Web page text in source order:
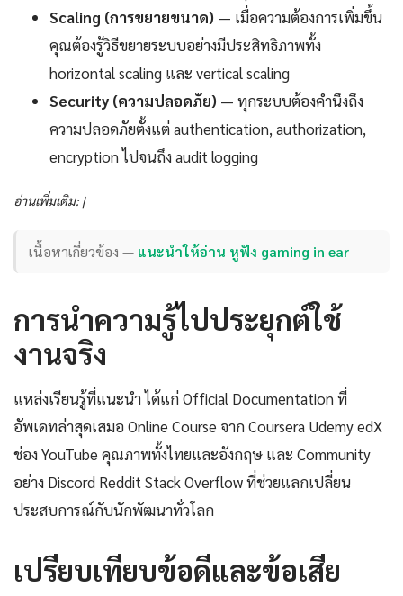
Scaling (การขยายขนาด) — เมื่อความต้องการเพิ่มขึ้น
คุณต้องรู้วิธีขยายระบบอย่างมีประสิทธิภาพทั้ง
horizontal scaling และ vertical scaling
Security (ความปลอดภัย) — ทุกระบบต้องคำนึงถึง
ความปลอดภัยตั้งแต่ authentication, authorization,
encryption ไปจนถึง audit logging
อ่านเพิ่มเติม: |
เนื้อหาเกี่ยวข้อง — แนะนำให้อ่าน หูฟัง gaming in ear
การนำความรู้ไปประยุกต์ใช้
งานจริง
แหล่งเรียนรู้ที่แนะนำ ได้แก่ Official Documentation ที่
อัพเดทล่าสุดเสมอ Online Course จาก Coursera Udemy edX
ช่อง YouTube คุณภาพทั้งไทยและอังกฤษ และ Community
อย่าง Discord Reddit Stack Overflow ที่ช่วยแลกเปลี่ยน
ประสบการณ์กับนักพัฒนาทั่วโลก
เปรียบเทียบข้อดีและข้อเสีย